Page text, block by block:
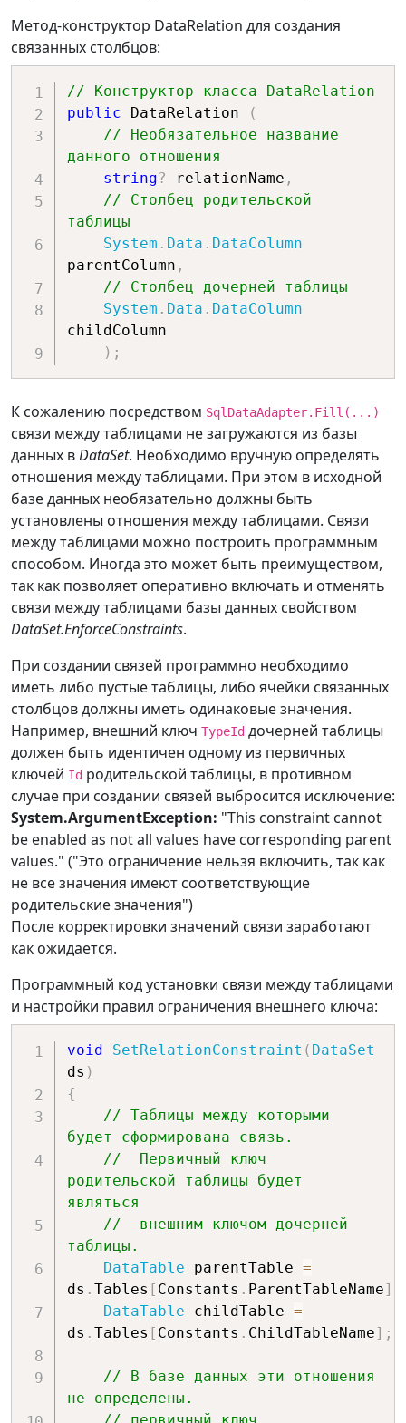
using SqlConnection
= new(ConnectionString
GetAdapter(connection
querystring, parameters
// Сохранение изменений в базу
данных.
int i = adapter . Update(
// Звук успешного обновления -
для режима тестирования.
if
( i > 0
;
Метод-конструктор DataRelation для создания
связанных столбцов:
// Конструктор класса DataRelation
public DataRelation
(
// Необязательное название
данного отношения
string? relationName ,
// Столбец родительской
таблицы
System . Data . DataColumn
parentColumn ,
// Столбец дочерней таблицы
System . Data . DataColumn
childColumn
) ;
К сожалению посредством SqlDataAdapter.Fill(...)
связи между таблицами не загружаются из базы
данных вDataSet. Необходимо вручную определять
отношения между таблицами. При этом в исходной
базе данных необязательно должны быть
установлены отношения между таблицами. Связи
между таблицами можно построить программным
способом. Иногда это может быть преимуществом,
так как позволяет оперативно включать и отменять
связи между таблицами базы данных свойством
DataSet.EnforceConstraints.
При создании связей программно необходимо
иметь либо пустые таблицы, либо ячейки связанных
столбцов должны иметь одинаковые значения.
Например, внешний ключ TypeId дочерней таблицы
должен быть идентичен одному из первичных
ключей Id родительской таблицы, в противном
случае при создании связей выбросится исключение:
System.ArgumentException: "This constraint cannot
be enabled as not all values have corresponding parent
values." ("Это ограничение нельзя включить, так как
не все значения имеют соответствующие
родительские значения")
После корректировки значений связи заработают
как ожидается.
Программный код установки связи между таблицами
и настройки правил ограничения внешнего ключа:
void SetRelationConstraint ( DataSet
ds )
{
// Таблицы между которыми
будет сформирована связь.
//  Первичный ключ
родительской таблицы будет
являться
//  внешним ключом дочерней
таблицы.
DataTable parentTable =
ds . Tables [ Constants . ParentTableName]
DataTable childTable =
ds . Tables [ Constants . ChildTableName] ;
// В базе данных эти отношения
не определены.